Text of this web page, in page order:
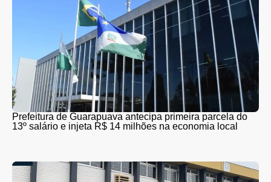
Prefeitura de Guarapuava antecipa primeira parcela do
13º salário e injeta R$ 14 milhões na economia local